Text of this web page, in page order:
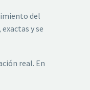
del
y se
real. En